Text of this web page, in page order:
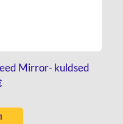
Mirror- kuldsed